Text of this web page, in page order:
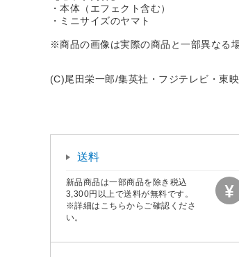
・本体（エフェクト含む）
・ミニサイズのヤマト
※商品の画像は実際の商品と一部異なる
(C)尾田栄一郎/集英社・フジテレビ・東
送料
新品商品は一部商品を除き税込
3,300円以上で送料が無料です。
※詳細はこちらからご確認くださ
い。